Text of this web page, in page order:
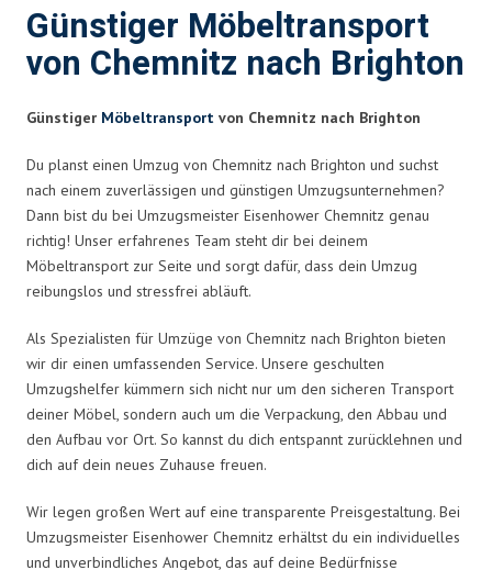
Günstiger Möbeltransport
von Chemnitz nach Brighton
Günstiger Möbeltransport von Chemnitz nach Brighton
Du planst einen Umzug von Chemnitz nach Brighton und suchst
nach einem zuverlässigen und günstigen Umzugsunternehmen?
Dann bist du bei Umzugsmeister Eisenhower Chemnitz genau
richtig! Unser erfahrenes Team steht dir bei deinem
Möbeltransport zur Seite und sorgt dafür, dass dein Umzug
reibungslos und stressfrei abläuft.
Als Spezialisten für Umzüge von Chemnitz nach Brighton bieten
wir dir einen umfassenden Service. Unsere geschulten
Umzugshelfer kümmern sich nicht nur um den sicheren Transport
deiner Möbel, sondern auch um die Verpackung, den Abbau und
den Aufbau vor Ort. So kannst du dich entspannt zurücklehnen und
dich auf dein neues Zuhause freuen.
Wir legen großen Wert auf eine transparente Preisgestaltung. Bei
Umzugsmeister Eisenhower Chemnitz erhältst du ein individuelles
und unverbindliches Angebot, das auf deine Bedürfnisse